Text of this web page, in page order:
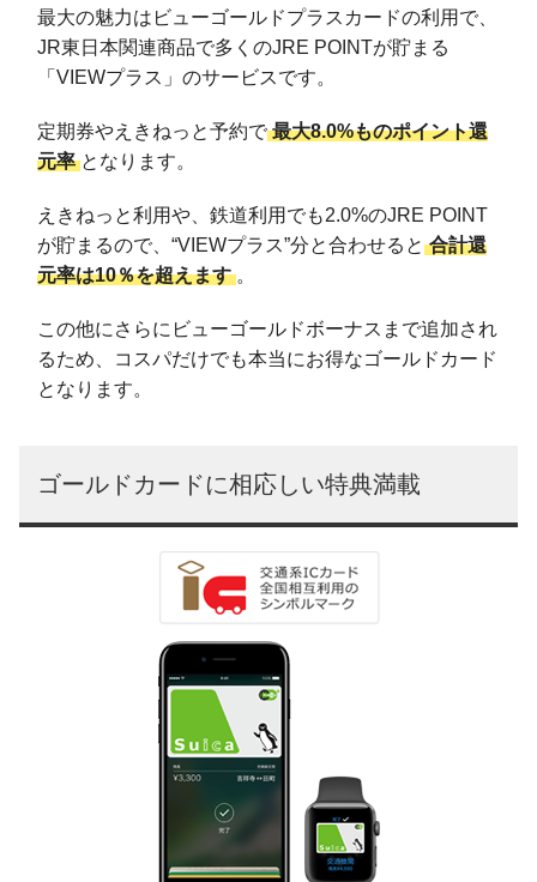
最大の魅力はビューゴールドプラスカードの利用で、
JR東日本関連商品で多くのJRE POINTが貯まる
「VIEWプラス」のサービスです。
定期券やえきねっと予約で 最大8.0%ものポイント還
元率 となります。
えきねっと利用や、鉄道利用でも2.0%のJRE POINT
が貯まるので、“VIEWプラス”分と合わせると 合計還
元率は10％を超えます 。
この他にさらにビューゴールドボーナスまで追加され
るため、コスパだけでも本当にお得なゴールドカード
となります。
ゴールドカードに相応しい特典満載